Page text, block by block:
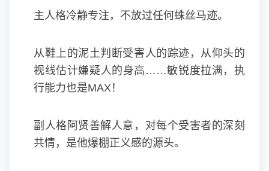
主人格冷静专注，不放过任何蛛丝马迹。
从鞋上的泥土判断受害人的踪迹，从仰头的
视线估计嫌疑人的身高……敏锐度拉满，执
行能力也是MAX！
副人格阿贤善解人意，对每个受害者的深刻
共情，是他爆棚正义感的源头。